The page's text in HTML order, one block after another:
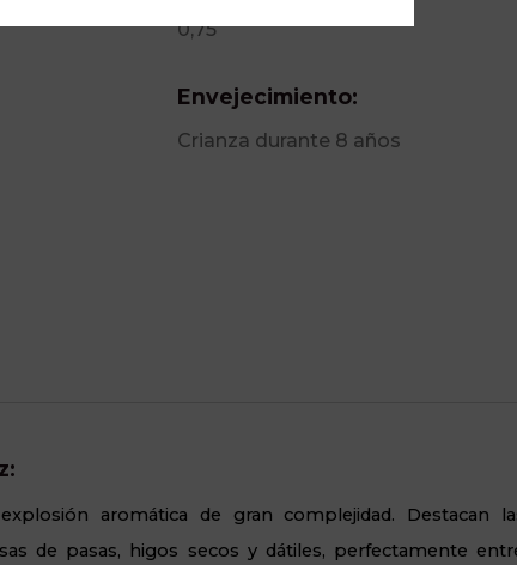
0,75
Envejecimiento:
Crianza durante 8 años
aromática de gran complejidad. Destacan
de pasas, higos secos y dátiles, perfectamente